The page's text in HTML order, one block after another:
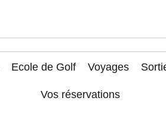
Ecole de Golf Voyages
Vos réservations